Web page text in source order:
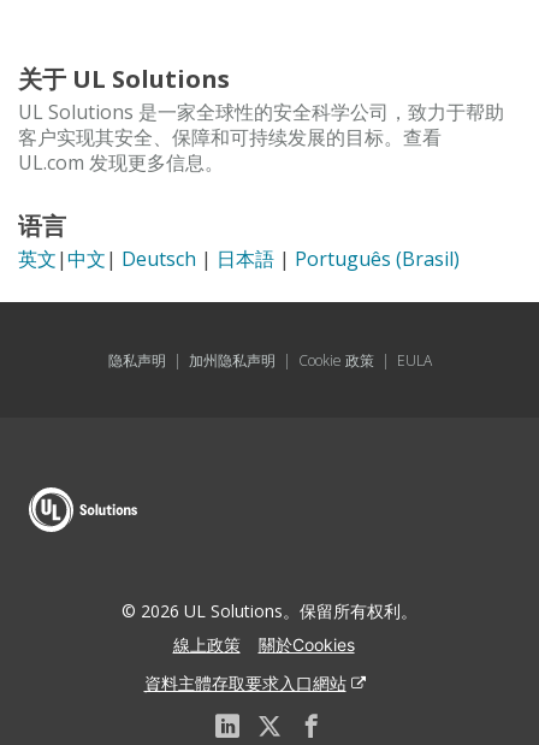
关于 UL Solutions
UL Solutions 是一家全球性的安全科学公司，致力于帮助
客户实现其安全、保障和可持续发展的目标。查看
UL.com 发现更多信息。
语言
英文|中文| Deutsch | 日本語 | Português (Brasil)
隐私声明 | 加州隐私声明 | Cookie 政策| EULA
© 2026 UL Solutions。保留所有权利。
線上政策
關於Cookies
資料主體存取要求入口網站